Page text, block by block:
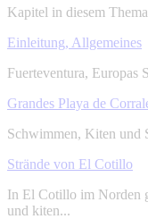
Kapitel in diesem
Einleitung, Allgemeines
Fuerteventura, Europas
Grandes Playa de
Schwimmen, Kiten und
Strände von El Cotillo
In El Cotillo im Norden
und kiten...